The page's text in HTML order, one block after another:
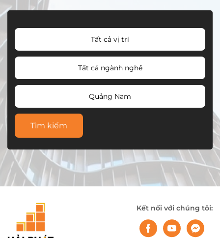
Tất cả vị trí
Tất cả ngành nghề
Quảng Nam
Tìm kiếm
Kết nối với chúng tôi: